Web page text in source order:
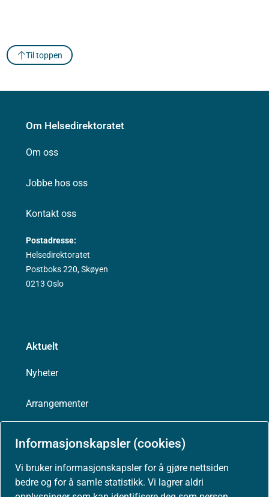
Informasjonskapsler (cookies)
Vi bruker informasjonskapsler for å gjøre nettsiden
bedre og for å samle statistikk. Vi lagrer aldri
Til toppen
Om Helsedirektoratet
Om oss
Jobbe hos oss
Kontakt oss
Postadresse:
Helsedirektoratet
Postboks 220, Skøyen
0213 Oslo
Aktuelt
Nyheter
Arrangementer
Presse